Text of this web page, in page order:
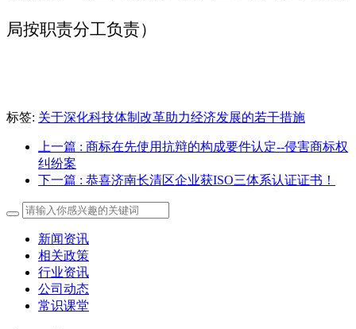
局按职责分工负责）
标签: 关于深化科技体制改革助力经济发展的若干措施
上一篇 : 商标在先使用抗辩的构成要件认定--侵害商标权
纠纷案
下一篇 : 恭喜济南长清区企业获ISO三体系认证证书！
新闻资讯
相关政策
行业资讯
公司动态
常识课堂